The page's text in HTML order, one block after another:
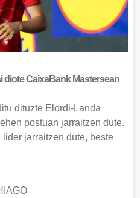
diote CaixaBank Mastersean
dituzte Elordi-Landa
postuan jarraitzen dute.
jarraitzen dute, beste